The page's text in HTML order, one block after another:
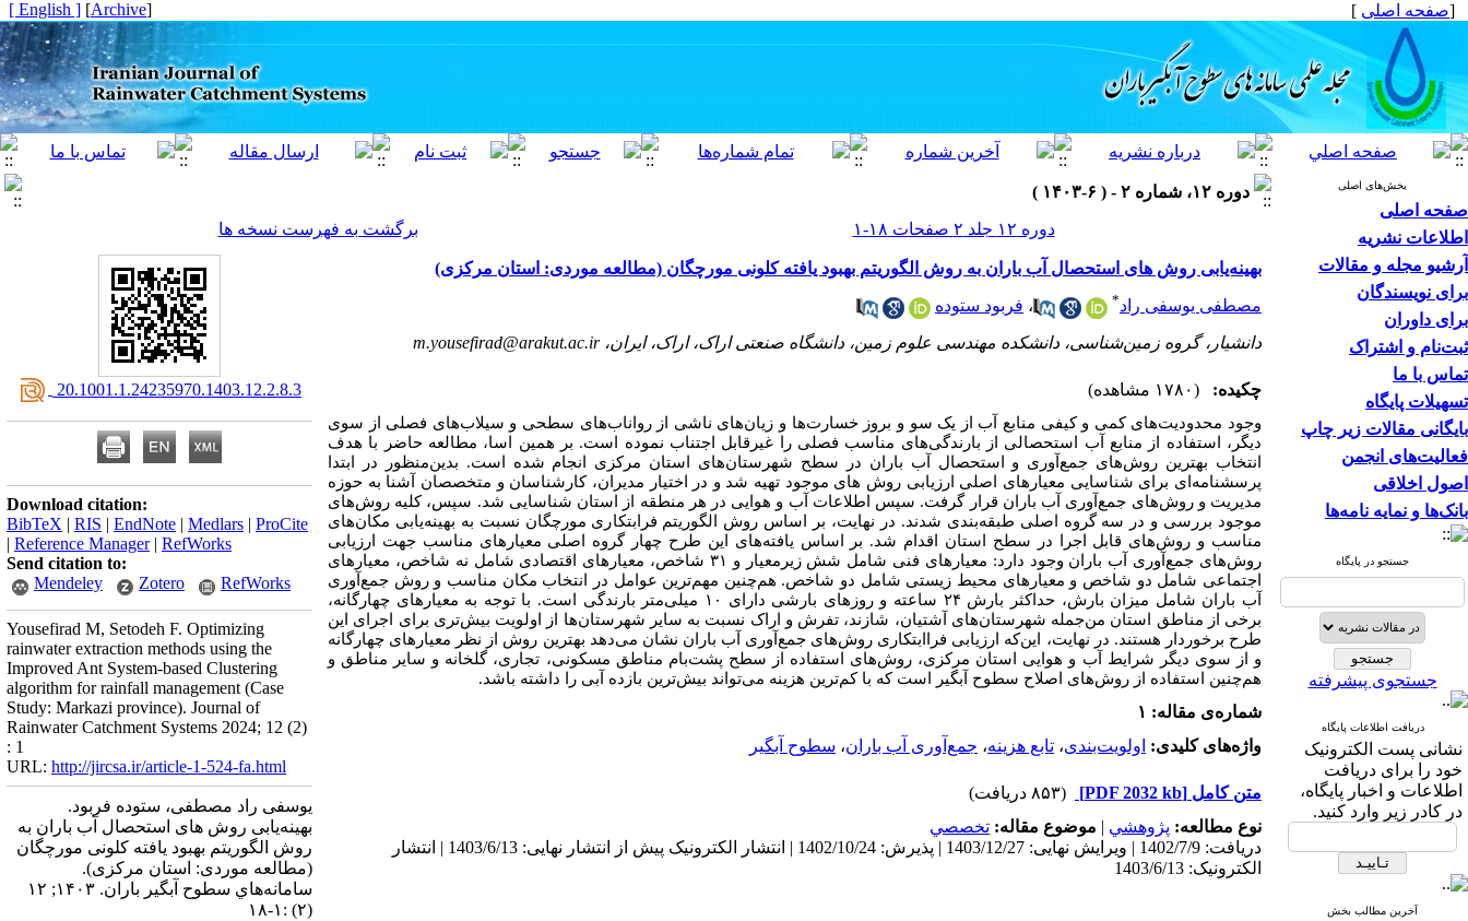
[صفحه اصلی ]
[
Archive
]
[ English ]
بخش‌های اصلی
صفحه اصلی
اطلاعات نشریه
آرشیو مجله و مقالات
برای نویسندگان
برای داوران
ثبت‌نام و اشتراک
تماس با ما
تسهیلات پایگاه
بایگانی مقالات زیر چاپ
فعالیت‌های انجمن
اصول اخلاقی
بانک‌ها و نمایه نامه‌ها
جستجو در پایگاه
جستجوی پیشرفته
دریافت اطلاعات پایگاه
نشانی پست الکترونیک
خود را برای دریافت
اطلاعات و اخبار پایگاه،
در کادر زیر وارد کنید.
آخرین مطالب بخش
دوره ۱۲، شماره ۲ - ( ۶-۱۴۰۳ )
دوره ۱۲ جلد ۲ صفحات ۱۸-۱
برگشت به فهرست نسخه ها
بهینه‌یابی روش های استحصال آب باران به روش الگوریتم بهبود یافته کلونی مورچگان (مطالعه موردی: استان مرکزی)
مصطفی یوسفی راد* ، فربود ستوده
دانشیار، گروه زمین‌شناسی، دانشکده مهندسی علوم زمین، دانشگاه صنعتی اراک، اراک، ایران، m.yousefirad@arakut.ac.ir
چکیده: (۱۷۸۰ مشاهده)
وجود محدودیت‌های کمی و کیفی منابع آب از یک سو و بروز خسارت‌ها و زیان‌های ناشی ازرواناب‌های سطحی و سیلاب‌های فصلی از سوی
دیگر، استفاده از منابع آب استحصالی از بارندگی‌های مناسب فصلی را غیرقابل اجتناب نموده است. بر همین اسا، مطالعه حاضر با هدف
انتخاب بهترین روش‌های جمع‌آوری و استحصال آب باران در سطح شهرستان‌های استان مرکزی انجام شده است. بدین‌منظور در ابتدا
پرسشنامه‌ای برای شناسایی معیارهای اصلی ارزیابی روش های موجود تهیه شد و در اختیار مدیران، کارشناسان و متخصصان آشنا به حوزه
مدیریت و روش‌های جمع‌آوری آب باران قرار گرفت. سپس اطلاعات آب و هوایی در هر منطقه از استان شناسایی شد. سپس، کلیه روش‌های
موجود بررسی و در سه گروه اصلی طبقه‌بندی شدند. در نهایت، بر اساس روش الگوریتم فرابتکاری مورچگان نسبت به بهینه‌یابی مکان‌های
مناسب و روش‌های قابل اجرا در سطح استان اقدام شد. بر اساس یافته‌های این طرح چهار گروه اصلی معیارهای مناسب جهت ارزیابی
روش‌های جمع‌آوری آب باران وجود دارد: معیارهای فنی شامل شش زیرمعیار و ۳۱ شاخص، معیارهای اقتصادی شامل نه شاخص، معیارهای
اجتماعی شامل دو شاخص و معیارهای محیط زیستی شامل دو شاخص. هم‌چنین مهم‌ترین عوامل در انتخاب مکان مناسب و روش جمع‌آوری
آب باران شامل میزان بارش، حداکثر بارش ۲۴ ساعته و روزهای بارشی دارای ۱۰ میلی‌متر بارندگی است. با توجه به معیارهای چهارگانه،
برخی از مناطق استان من‌جمله شهرستان‌های آشتیان، شازند، تفرش و اراک نسبت به سایر شهرستان‌ها از اولویت بیش‌تری برای اجرای این
طرح برخوردار هستند. در نهایت، این‌که ارزیابی فراابتکاری روش‌های جمع‌آوری آب باران نشان می‌دهد بهترین روش از نظر معیارهای چهارگانه
و از سوی دیگر شرایط آب و هوایی استان مرکزی، روش‌های استفاده از سطح پشت‌بام مناطق مسکونی، تجاری، گلخانه و سایر مناطق و
هم‌چنین استفاده از روش‌های اصلاح سطوح آبگیر است که با کم‌ترین هزینه می‌تواند بیش‌ترین بازده آبی را داشته باشد.
شماره‌ی مقاله: ۱
واژه‌های کلیدی: اولویت‌بندی، تابع هزینه، جمع‌آوری آب باران، سطوح آبگیر
متن کامل [PDF 2032 kb]
(۸۵۳ دریافت)
نوع مطالعه: پژوهشي | موضوع مقاله: تخصصي
دریافت: 1402/7/9 | ویرایش نهایی: 1403/12/27 | پذیرش: 1402/10/24 | انتشار الکترونیک پیش از انتشار نهایی: 1403/6/13 | انتشار
الکترونیک: 1403/6/13
‎ 20.1001.1.24235970.1403.12.2.8.3
Download citation:
BibTeX | RIS | EndNote | Medlars | ProCite
| Reference Manager| RefWorks
Send citation to:
Mendeley
Zotero RefWorks
Yousefirad M, Setodeh F. Optimizing
rainwater extraction methods using the
Improved Ant System-based Clustering
algorithm for rainfall management (Case
Study: Markazi province). Journal of
Rainwater Catchment Systems 2024; 12 (2)
: 1
URL: http://jircsa.ir/article-1-524-fa.html
یوسفی راد مصطفی، ستوده فربود.
بهینه‌یابی روش های استحصال آب باران به
روش الگوریتم بهبود یافته کلونی مورچگان
(مطالعه موردی: استان مرکزی).
سامانه‌هاي سطوح آبگير باران. ۱۴۰۳; ۱۲
(۲) :۱-۱۸